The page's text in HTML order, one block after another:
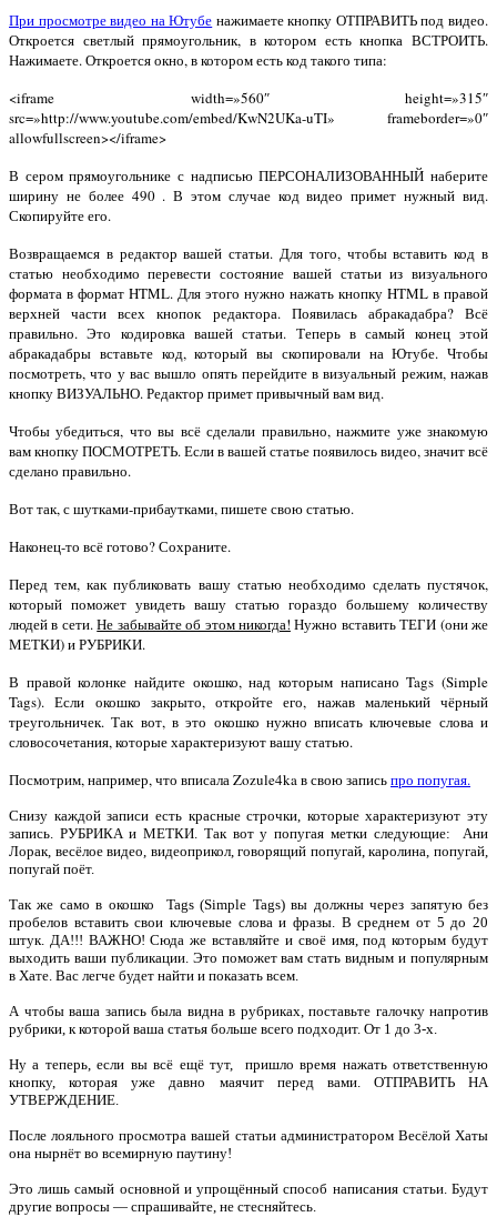
При просмотре видео на Ютубе нажимаете кнопку ОТПРАВИТЬ под видео.
Откроется светлый прямоугольник, в котором есть кнопка ВСТРОИТЬ.
Нажимаете. Откроется окно, в котором есть код такого типа:
<iframe width=»560″ height=»315″
src=»http://www.youtube.com/embed/KwN2UKa-uTI» frameborder=»0″
allowfullscreen></iframe>
В сером прямоугольнике с надписью ПЕРСОНАЛИЗОВАННЫЙ наберите
ширину не более 490 . В этом случае код видео примет нужный вид.
Скопируйте его.
Возвращаемся в редактор вашей статьи. Для того, чтобы вставить код в
статью необходимо перевести состояние вашей статьи из визуального
формата в формат HTML. Для этого нужно нажать кнопку HTML в правой
верхней части всех кнопок редактора. Появилась абракадабра? Всё
правильно. Это кодировка вашей статьи. Теперь в самый конец этой
абракадабры вставьте код, который вы скопировали на Ютубе. Чтобы
посмотреть, что у вас вышло опять перейдите в визуальный режим, нажав
кнопку ВИЗУАЛЬНО. Редактор примет привычный вам вид.
Чтобы убедиться, что вы всё сделали правильно, нажмите уже знакомую
вам кнопку ПОСМОТРЕТЬ. Если в вашей статье появилось видео, значит всё
сделано правильно.
Вот так, с шутками-прибаутками, пишете свою статью.
Наконец-то всё готово? Сохраните.
Перед тем, как публиковать вашу статью необходимо сделать пустячок,
который поможет увидеть вашу статью гораздо большему количеству
людей в сети.Не забывайте об этом никогда! Нужно вставить ТЕГИ (они же
МЕТКИ) и РУБРИКИ.
В правой колонке найдите окошко, над которым написано Tags (Simple
Tags). Если окошко закрыто, откройте его, нажав маленький чёрный
треугольничек. Так вот, в это окошко нужно вписать ключевые слова и
словосочетания, которые характеризуют вашу статью.
Посмотрим, например, что вписала Zozule4ka в свою записьпро попугая.
Снизу каждой записи есть красные строчки, которые характеризуют эту
запись. РУБРИКА и МЕТКИ. Так вот у попугая метки следующие: Ани
Лорак, весёлое видео, видеоприкол, говорящий попугай, каролина, попугай,
попугай поёт.
Так же само в окошко Tags (Simple Tags) вы должны через запятую без
пробелов вставить свои ключевые слова и фразы. В среднем от 5 до 20
штук. ДА!!! ВАЖНО! Сюда же вставляйте и своё имя, под которым будут
выходить ваши публикации. Это поможет вам стать видным и популярным
в Хате. Вас легче будет найти и показать всем.
А чтобы ваша запись была видна в рубриках, поставьте галочку напротив
рубрики, к которой ваша статья больше всего подходит. От 1 до 3-х.
Ну а теперь, если вы всё ещё тут,
пришло время нажать ответственную
кнопку, которая уже давно маячит перед вами. ОТПРАВИТЬ НА
УТВЕРЖДЕНИЕ.
После лояльного просмотра вашей статьи администратором Весёлой Хаты
она нырнёт во всемирную паутину!
Это лишь самый основной и упрощённый способ написания статьи. Будут
другие вопросы — спрашивайте, не стесняйтесь.